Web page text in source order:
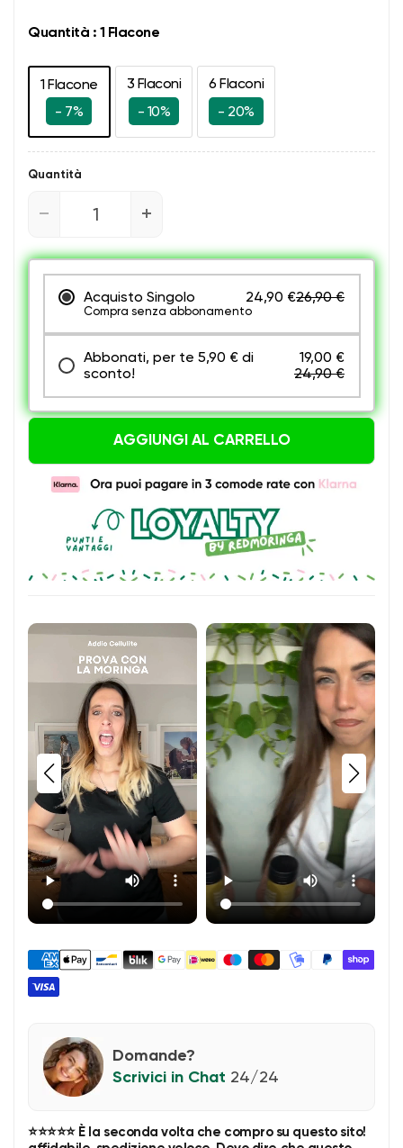
Quantità : 1 Flacone
1 Flacone
- 7%
3 Flaconi
- 10%
6 Flaconi
- 20%
Quantità
Acquisto Singolo 24,90 €26,90 €
Compra senza abbonamento
Abbonati, per te 5,90 € di
sconto!
19,00 €
24,90 €
AGGIUNGI AL CARRELLO
Domande?
Scrivici in Chat 24/24
⭐⭐⭐⭐⭐ È la seconda volta che compro su questo sito!